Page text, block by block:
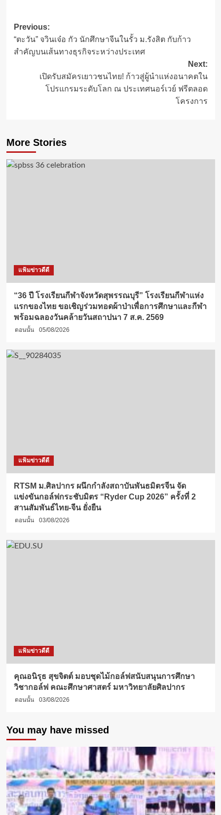
Post
navigation
Previous:
“ตะวัน” จวินเจ๋อ กัว นักศึกษาจีนในรั้ว ม.รังสิต กับก้าว
สำคัญบนเส้นทางธุรกิจระหว่างประเทศ
Next:
เปิดรับสมัครเยาวชนไทย! ก้าวสู่ผู้นำแห่งอนาคตใน
โปรแกรมระดับโลก ณ ประเทศนอร์เวย์ ฟรีตลอด
โครงการ
More Stories
แฟ้มข่าวดีดี
“36 ปี โรงเรียนกีฬาจังหวัดสุพรรณบุรี” โรงเรียนกีฬาแห่ง
แรกของไทย ขอเชิญร่วมทอดผ้าป่าเพื่อการศึกษาและกีฬา
พร้อมฉลองวันคล้ายวันสถาปนา 7 ส.ค. 2569
ตอนนั้น 05/08/2026
แฟ้มข่าวดีดี
RTSM ม.ศิลปากร ผนึกกำลังสถาบันพันธมิตรจีน จัด
แข่งขันกอล์ฟกระชับมิตร “Ryder Cup 2026” ครั้งที่ 2
สานสัมพันธ์ไทย-จีน ยั่งยืน
ตอนนั้น 03/08/2026
แฟ้มข่าวดีดี
คุณอนิรุธ สุขจิตต์ มอบชุดไม้กอล์ฟสนับสนุนการศึกษา
วิชากอล์ฟ คณะศึกษาศาสตร์ มหาวิทยาลัยศิลปากร
ตอนนั้น 03/08/2026
You may have missed